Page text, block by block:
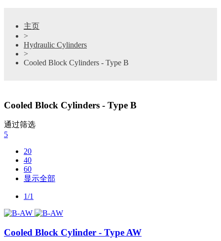
主页
>
Hydraulic Cylinders
>
Cooled Block Cylinders - Type B
Cooled Block Cylinders - Type B
通过筛选
5
20
40
60
显示全部
1/1
Cooled Block Cylinder - Type AW